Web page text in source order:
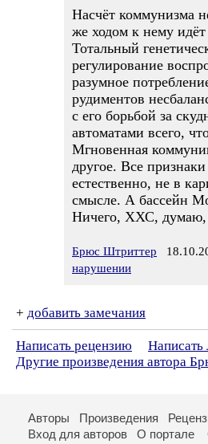
Насчёт коммунизма
же ходом к нему
Тотальный
регулирование
разумное
рудиментов
с его борьбой за
автоматами всего,
Мгновенная
другое. Все
естественно, не в
смысле. А бассейн
Ничего, ХХС, думаю,
Брюс Штриттер
нарушении
+ добавить замечания
Написать рецензию
Написать
Другие произведения автора
Авторы Произведения
Вход для авторов
О портале